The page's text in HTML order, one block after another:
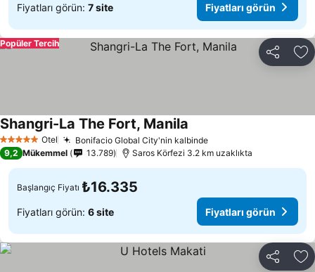
Fiyatları görün: 7 site Fiyatları görün
Paylaş
Popüler Tercih
5 Yıldız Otel Bonifacio Global City'nin kalbinde
Shangri-La The Fort, Manila
9,2 Mükemmel 13.789 Saros Körfezi 3.2 km uzaklıkta
Başlangıç Fiyatı ₺16.335
Fiyatları görün: 6 site Fiyatları görün
Paylaş